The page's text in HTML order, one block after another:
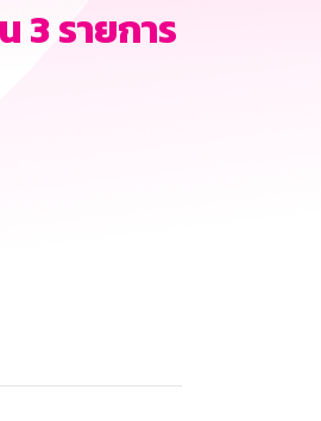
3 รายการ